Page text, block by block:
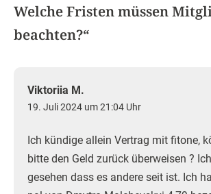
Welche Fristen müssen
beachten?“
Viktoriia M.
19. Juli 2024 um 21:04 Uhr
Ich kündige allein Vertrag mit fitone,
bitte den Geld zurück überweisen ?
gesehen dass es andere seit ist. Ich